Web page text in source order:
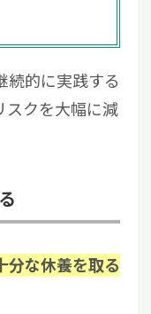
続的に実践する
スクを大幅に減
分な休養を取る